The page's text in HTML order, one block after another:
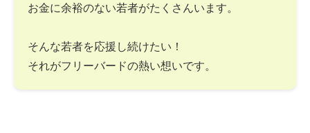
お金に余裕のない若者がたくさんいます。
そんな若者を応援し続けたい！
それがフリーバードの熱い想いです。